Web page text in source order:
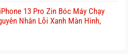
13 Pro Zin Bóc Máy Chạy
Nhân Lỗi Xanh Màn Hình,